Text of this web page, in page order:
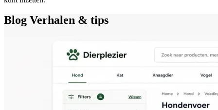
Blog Verhalen & tips